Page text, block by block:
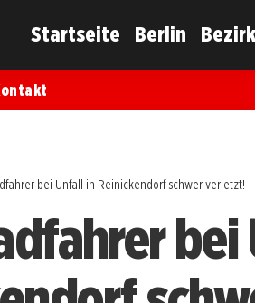
Startseite Berlin
bei Unfall in Reinickendorf schwer verletzt!
bei